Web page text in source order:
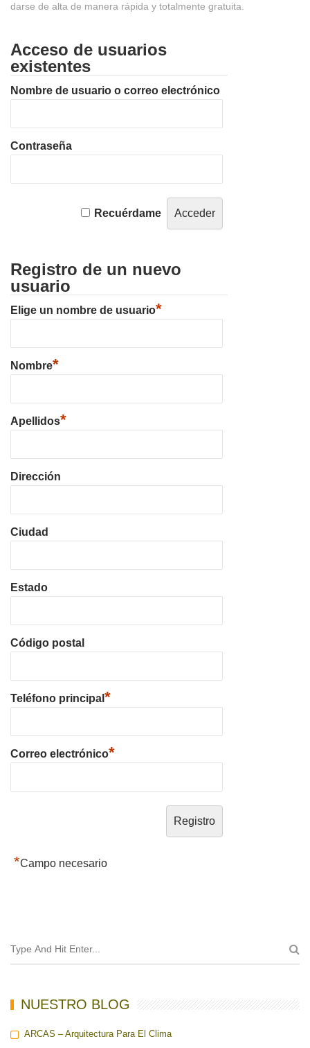
darse de alta de manera rápida y totalmente gratuita.
Acceso de usuarios
existentes
Nombre de usuario o correo electrónico
Contraseña
Recuérdame
Registro de un nuevo
usuario
Elige un nombre de usuario*
Nombre*
Apellidos*
Dirección
Ciudad
Estado
Código postal
Teléfono principal *
Correo electrónico*
*Campo necesario
NUESTRO BLOG
ARCAS – Arquitectura Para El Clima